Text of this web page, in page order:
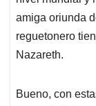
amiga oriunda
reguetonero
Nazareth.
Bueno, con